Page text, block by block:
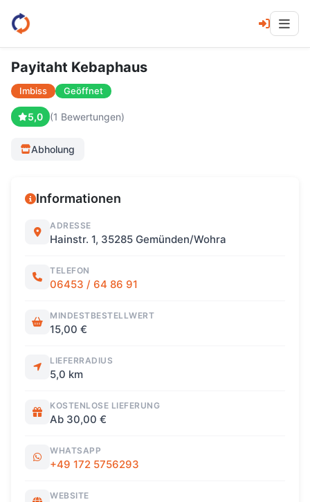
Payitaht Kebaphaus
Imbiss Geöffnet
5,0 (1 Bewertungen)
Abholung
Informationen
ADRESSE
Hainstr. 1, 35285 Gemünden/Wohra
TELEFON
06453 / 64 86 91
MINDESTBESTELLWERT
15,00 €
LIEFERRADIUS
5,0 km
KOSTENLOSE LIEFERUNG
Ab 30,00 €
WHATSAPP
+49 172 5756293
WEBSITE